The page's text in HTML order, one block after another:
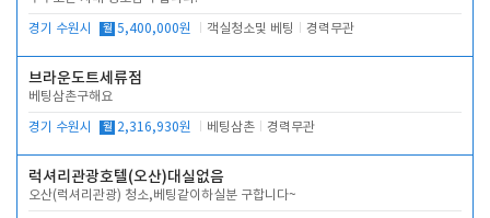
경기 수원시 월 5,400,000원 객실청소및 베팅 경력무관
브라운도트세류점
베팅삼촌구해요
경기 수원시 월 2,316,930원 베팅삼촌 경력무관
럭셔리관광호텔(오산)대실없음
오산(럭셔리관광) 청소,베팅같이하실분 구합니다~